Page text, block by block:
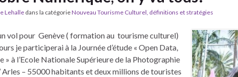
Lehalle dans la catégorieNouveau Tourisme Culturel, définitions et stratégies
vol pour Genève ( formation au tourisme culturel)
je participerai à la Journée d’étude « Open Data,
» à l’Ecole Nationale Supérieure de la Photographie
Arles – 55000 habitants et deux millions de touristes